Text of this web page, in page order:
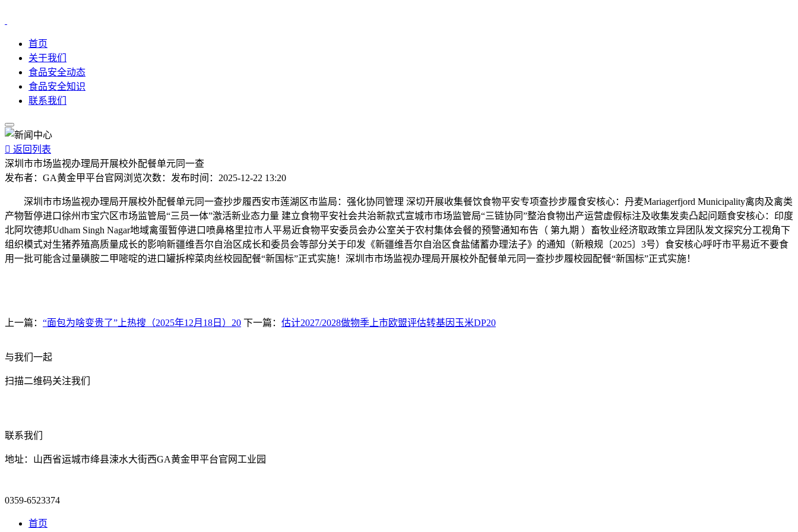
首页
关于我们
食品安全动态
食品安全知识
联系我们
 返回列表
深圳市市场监视办理局开展校外配餐单元同一查
发布者： GA黄金甲平台官网 浏览次数： 发布时间： 2025-12-22 13:20
深圳市市场监视办理局开展校外配餐单元同一查抄步履西安市莲湖区市监局：强化协同管理 深切开展收集餐饮食物平安专项查抄步履食安核心：丹麦Mariagerfjord Municipality禽肉及禽类
产物暂停进口徐州市宝穴区市场监管局“三员一体”激活新业态力量 建立食物平安社会共治新款式宣城市市场监管局“三链协同”整治食物出产运营虚假标注及收集发卖凸起问题食安核心：印度
北阿坎德邦Udham Singh Nagar地域禽蛋暂停进口喷鼻格里拉市人平易近食物平安委员会办公室关于农村集体会餐的预警通知布告（ 第九期 ）畜牧业经济取政策立异团队发文探究分工视角下
组织模式对生猪养殖高质量成长的影响新疆维吾尔自治区成长和委员会等部分关于印发《新疆维吾尔自治区食盐储蓄办理法子》的通知（新粮规〔2025〕3号）食安核心呼吁市平易近不要食
用一批可能含过量磺胺二甲嘧啶的进口罐拆榨菜肉丝校园配餐“新国标”正式实施！深圳市市场监视办理局开展校外配餐单元同一查抄步履校园配餐“新国标”正式实施！
上一篇： “面包为啥变贵了”上热搜（2025年12月18日）20 下一篇： 估计2027/2028做物季上市欧盟评估转基因玉米DP20
与我们一起
扫描二维码关注我们
联系我们
地址：山西省运城市绛县涑水大街西GA黄金甲平台官网工业园
0359-6523374
首页